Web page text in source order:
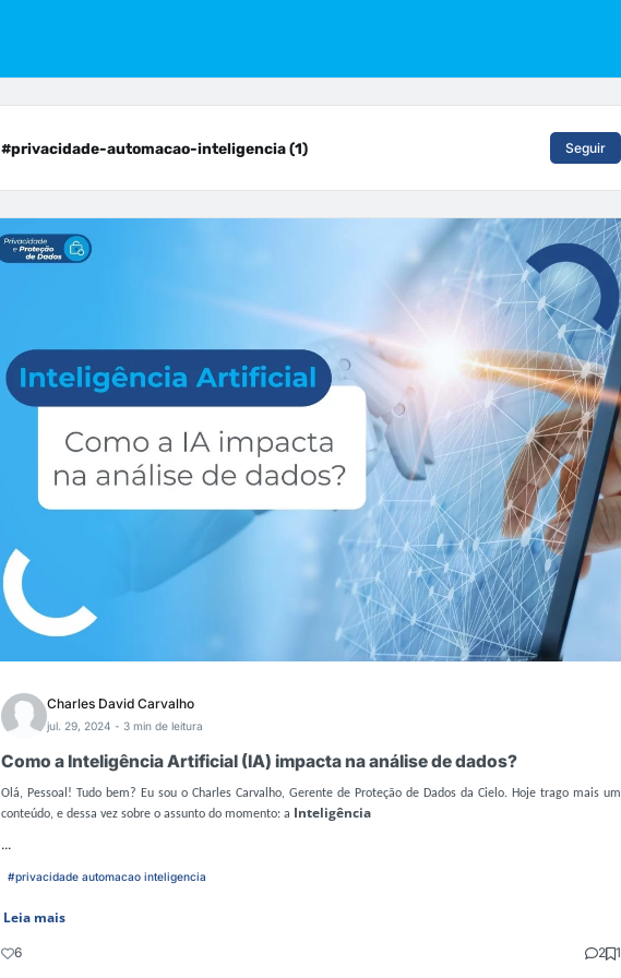
#privacidade-automacao-inteligencia (1) Seguir
Charles David Carvalho
jul. 29, 2024 - 3 min de leitura
Como a Inteligência Artificial (IA) impacta na análise de dados?
Olá, Pessoal! Tudo bem? Eu sou o Charles Carvalho, Gerente de Proteção de Dados da Cielo. Hoje trago mais um
conteúdo, e dessa vez sobre o assunto do momento: a Inteligência
...
#privacidade automacao inteligencia
Leia mais
6 2 1